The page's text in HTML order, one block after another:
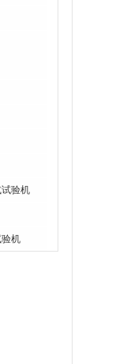
验机
机